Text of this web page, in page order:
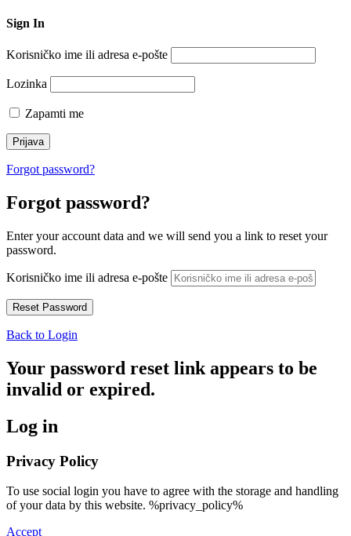
Sign In
Korisničko ime ili adresa e-pošte
Lozinka
Zapamti me
Forgot password?
Forgot password?
Enter your account data and we will send you a link to reset your
password.
Korisničko ime ili adresa e-pošte
Back to Login
Your password reset link appears to be
invalid or expired.
Log in
Privacy Policy
To use social login you have to agree with the storage and handling
of your data by this website. %privacy_policy%
Accept